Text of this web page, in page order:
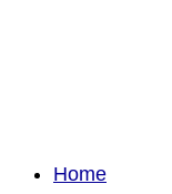
Home